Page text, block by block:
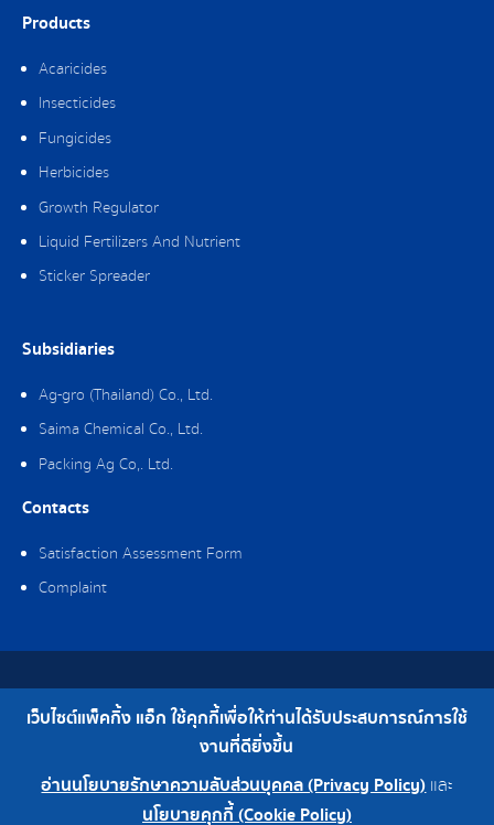
Products
Acaricides
Insecticides
Fungicides
Herbicides
Growth Regulator
Liquid Fertilizers And Nutrient
Sticker Spreader
Subsidiaries
Ag-gro (Thailand) Co., Ltd.
Saima Chemical Co., Ltd.
Packing Ag Co,. Ltd.
Contacts
Satisfaction Assessment Form
Complaint
Copyright © 2019 Packing Ag Co,. Ltd. All Rights Reserved.
Telephone : 0-2308-2102 | Fax : 0-2308-2487
เว็บไซต์แพ็คกิ้ง แอ็ก ใช้คุกกี้เพื่อให้ท่านได้รับประสบการณ์การใช้
งานที่ดียิ่งขึ้น
อ่านนโยบายรักษาความลับส่วนบุคคล (Privacy Policy) และ
นโยบายคุกกี้ (Cookie Policy)
0-2308-2102
Factory 0-2324-0515-6